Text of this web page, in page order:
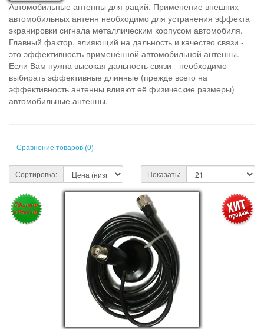
Автомобильные антенны для раций. Применение внешних
автомобильных антенн необходимо для устранения эффекта
экранировки сигнала металлическим корпусом автомобиля.
Главный фактор, влияющий на дальность и качество связи -
это эффективность применённой автомобильной антенны.
Если Вам нужна высокая дальность связи - необходимо
выбирать эффективные длинные (прежде всего на
эффективность антенны влияют её физические размеры)
автомобильные антенны.
Сравнение товаров (0)
Сортировка: Показать: